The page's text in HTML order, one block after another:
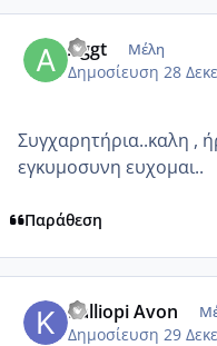
Aggt Μέλη
Δημοσίευση 28
Συγχαρητήρια..καλη ,
εγκυμοσυνη ευχομαι..
Παράθεση
Kalliopi Avon
Δημοσίευση 29